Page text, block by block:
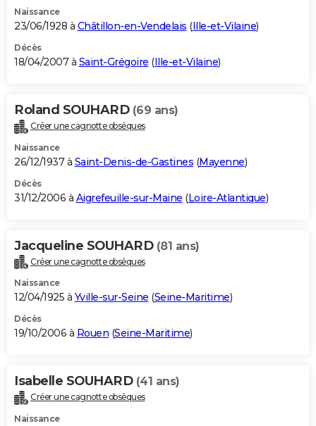
Naissance
23/06/1928 à Châtillon-en-Vendelais (Ille-et-Vilaine)
Décès
18/04/2007 à Saint-Grégoire (Ille-et-Vilaine)
Roland SOUHARD (69 ans)
Créer une cagnotte obsèques
Naissance
26/12/1937 à Saint-Denis-de-Gastines (Mayenne)
Décès
31/12/2006 à Aigrefeuille-sur-Maine (Loire-Atlantique)
Jacqueline SOUHARD (81 ans)
Créer une cagnotte obsèques
Naissance
12/04/1925 à Yville-sur-Seine (Seine-Maritime)
Décès
19/10/2006 à Rouen (Seine-Maritime)
Isabelle SOUHARD (41 ans)
Créer une cagnotte obsèques
Naissance